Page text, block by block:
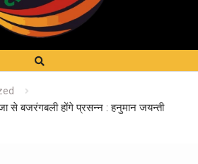
से बजरंगबली होंगे प्रसन्न : हनुमान जयन्ती